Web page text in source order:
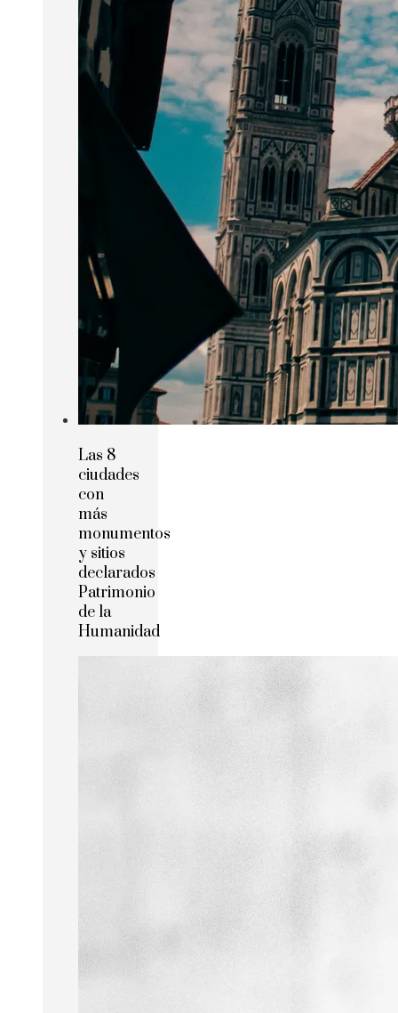
Las 8
ciudades
con
más
monumentos
y sitios
declarados
Patrimonio
de la
Humanidad